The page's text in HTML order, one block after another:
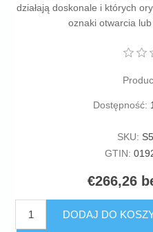
działają doskonale i których
oznaki otwarcia lub
Dostępność:
SKU:
GTIN:
€266,26
DODAJ DO